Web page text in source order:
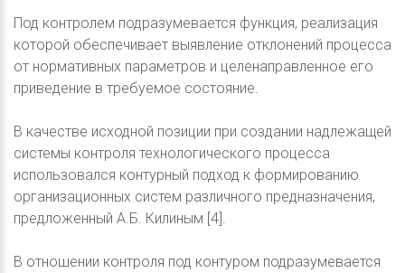
Под контролем подразумевается функция, реализация
которой обеспечивает выявление отклонений процесса
от нормативных параметров и целенаправленное его
приведение в требуемое состояние.
В качестве исходной позиции при создании надлежащей
системы контроля технологического процесса
использовался контурный подход к формированию
организационных систем различного предназначения,
предложенный А.Б. Килиным [4].
В отношении контроля под контуром подразумевается